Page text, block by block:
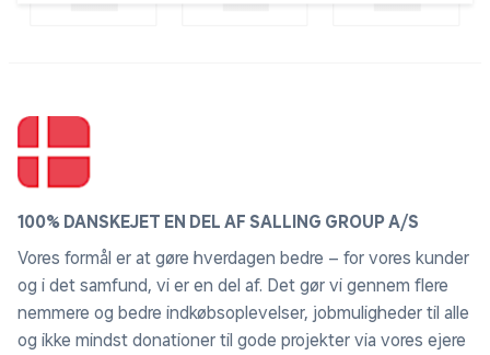
100% DANSKEJET EN DEL AF SALLING GROUP A/S
Vores formål er at gøre hverdagen bedre – for vores kunder
og i det samfund, vi er en del af. Det gør vi gennem flere
nemmere og bedre indkøbsoplevelser, jobmuligheder til alle
og ikke mindst donationer til gode projekter via vores ejere